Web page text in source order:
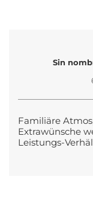
Sin
Familiäre
Extrawünsche
Leistungs-